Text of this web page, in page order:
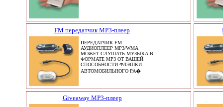
FM передатчик MP3-плеер
ПЕРЕДАТЧИК FM
АУДИОПЛЕЕР MP3/WMA
МОЖЕТ СЛУШАТЬ МУЗЫКА В
ФОРМАТЕ MP3 ОТ ВАШЕЙ
СПОСОБНОСТИ ФЛЭШКИ
АВТОМОБИЛЬНОГО РА�
Giveaway MP3-плеер